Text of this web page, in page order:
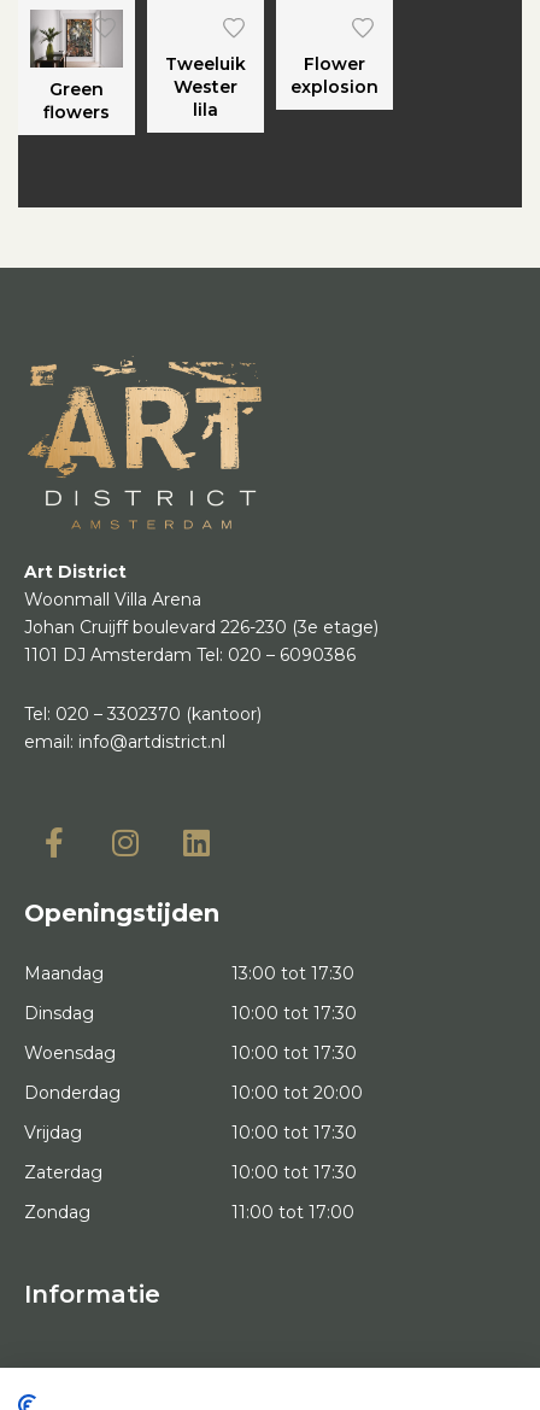
Green
flowers
Tweeluik
Wester
lila
Flower
explosion
Art District
Woonmall Villa Arena
Johan Cruijff boulevard 226-230 (3e etage)
1101 DJ Amsterdam Tel: 020 – 6090386
Tel: 020 – 3302370 (kantoor)
email: info@artdistrict.nl
Openingstijden
Maandag
13:00 tot 17:30
Dinsdag
10:00 tot 17:30
Woensdag
10:00 tot 17:30
Donderdag
10:00 tot 20:00
Vrijdag
10:00 tot 17:30
Zaterdag
10:00 tot 17:30
Zondag
11:00 tot 17:00
Informatie
HOME